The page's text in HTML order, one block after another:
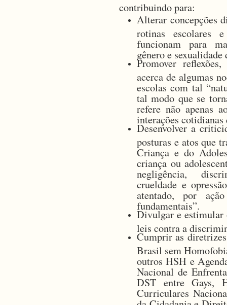
contribuindo para:
Alterar concepções
rotinas escolares
funcionam para
gênero e
Promover
acerca de algumas
escolas com tal
tal modo que se
refere não apenas
interações
Desenvolver a
posturas e atos que
Criança e do
criança ou
negligência,
crueldade e
atentado, por
fundamentais”.
Divulgar e estimular
leis contra a
Cumprir as
Brasil sem
outros HSH e
Nacional de
DST entre Gays,
Curriculares
da Cidadania e